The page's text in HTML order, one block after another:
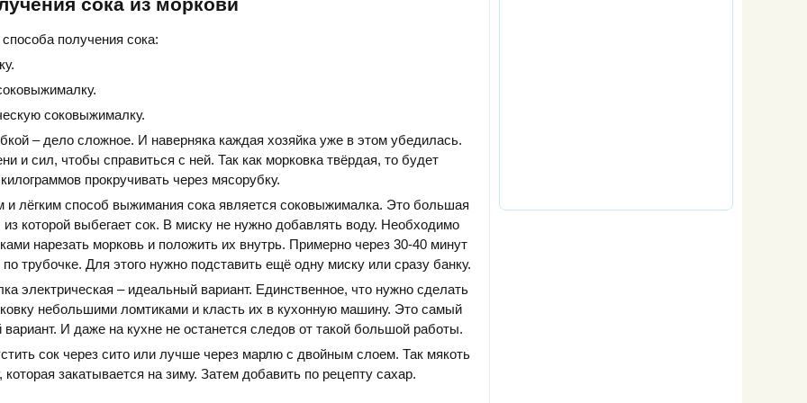
получения сока:
соковыжималку.
– дело сложное. И наверняка каждая хозяйка уже в этом убедилась.
и сил, чтобы справиться с ней. Так как морковка твёрдая, то будет
прокручивать через мясорубку.
лёгким способ выжимания сока является соковыжималка. Это большая
из которой выбегает сок. В миску не нужно добавлять воду. Необходимо
нарезать морковь и положить их внутрь. Примерно через 30-40 минут
по трубочке. Для этого нужно подставить ещё одну миску или сразу банку.
электрическая – идеальный вариант. Единственное, что нужно сделать
небольшими ломтиками и класть их в кухонную машину. Это самый
И даже на кухне не останется следов от такой большой работы.
сок через сито или лучше через марлю с двойным слоем. Так мякоть
которая закатывается на зиму. Затем добавить по рецепту сахар.